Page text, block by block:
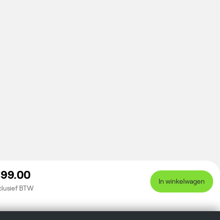
BTW
In winkelwagen